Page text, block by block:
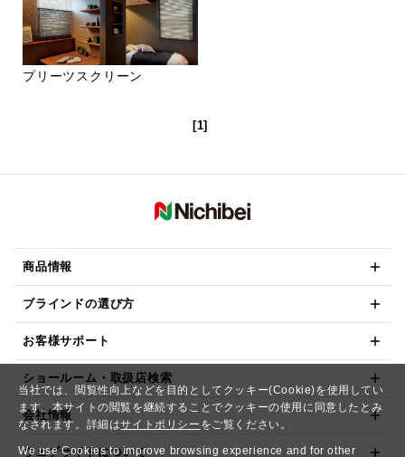
当社では、閲覧性向上などを目的としてクッキー(Cookie)を使用してい
ます。本サイトの閲覧を継続することでクッキーの使用に同意したとみ
なされます。詳細はサイトポリシー をご覧ください。
We use Cookies to improve browsing experience and for other
プリーツスクリーン
[1]
商品情報
ブラインドの選び方
お客様サポート
ショールーム・取扱店検索
会社情報
ウェブサイトについて